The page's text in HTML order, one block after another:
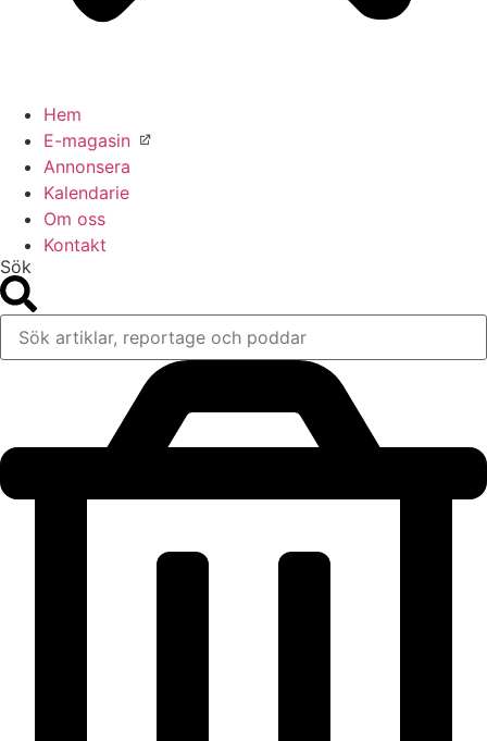
Hem
E-magasin
Annonsera
Kalendarie
Om oss
Kontakt
Sök